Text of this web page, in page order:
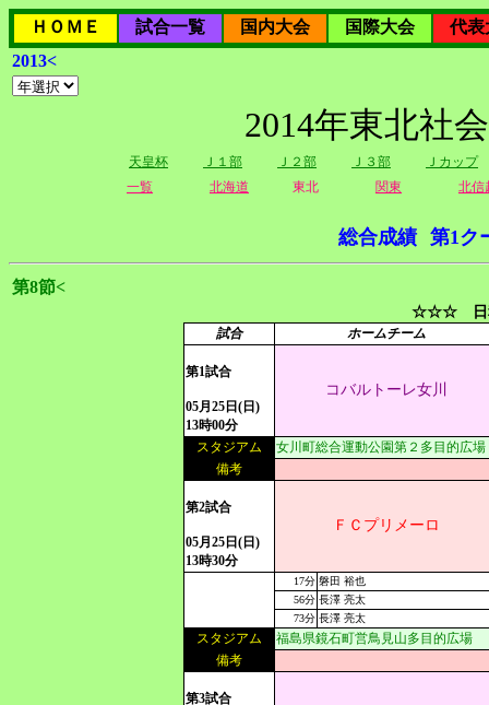
ＨＯＭＥ 試合一覧 国内大会 国際大会
代表
2013<
2014年東北社
天皇杯 Ｊ１部 Ｊ２部 Ｊ３部
Ｊカップ
一覧
北海道 東北 関東 北信
総合成績 第1ク
第8節<
☆☆☆ 日
試合 ホームチーム
第1試合
05月25日(日)
13時00分
コバルトーレ女川
スタジアム
女川町総合運動公園第２多目的広場
備考
第2試合
05月25日(日)
13時30分
ＦＣプリメーロ
17分 磐田 裕也
56分 長澤 亮太
73分 長澤 亮太
スタジアム
福島県鏡石町営鳥見山多目的広場
備考
第3試合